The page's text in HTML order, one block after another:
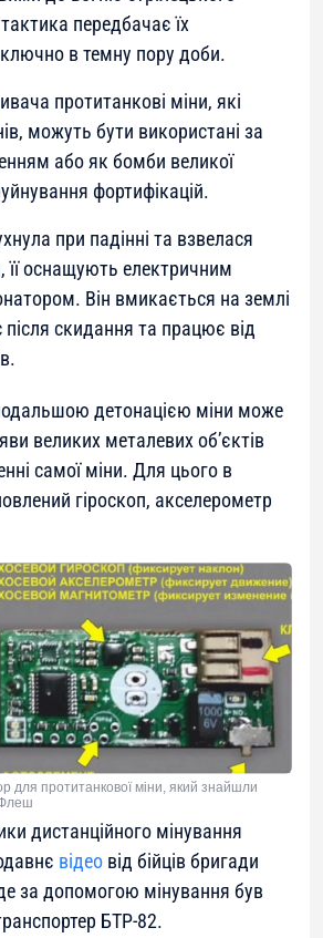
передбачає їх
в темну пору доби.
протитанкові міни, які
можуть бути використані за
або як бомби великої
фортифікацій.
при падінні та взвелася
оснащують електричним
Він вмикається на землі
скидання та працює від
детонацією міни може
великих металевих об’єктів
самої міни. Для цього в
гіроскоп, акселерометр
для протитанкової міни, який знайшли
дистанційного мінування
відео від бійців бригади
за допомогою мінування був
БТР-82.